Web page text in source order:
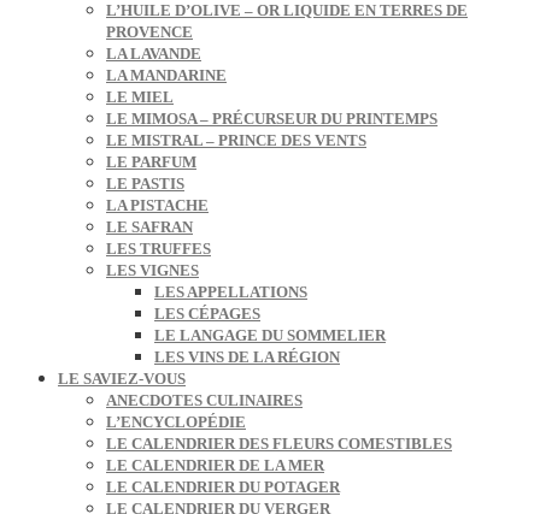
L’HUILE D’OLIVE – OR LIQUIDE EN TERRES DE
PROVENCE
LA LAVANDE
LA MANDARINE
LE MIEL
LE MIMOSA – PRÉCURSEUR DU PRINTEMPS
LE MISTRAL – PRINCE DES VENTS
LE PARFUM
LE PASTIS
LA PISTACHE
LE SAFRAN
LES TRUFFES
LES VIGNES
LES APPELLATIONS
LES CÉPAGES
LE LANGAGE DU SOMMELIER
LES VINS DE LA RÉGION
LE SAVIEZ-VOUS
ANECDOTES CULINAIRES
L’ENCYCLOPÉDIE
LE CALENDRIER DES FLEURS COMESTIBLES
LE CALENDRIER DE LA MER
LE CALENDRIER DU POTAGER
LE CALENDRIER DU VERGER